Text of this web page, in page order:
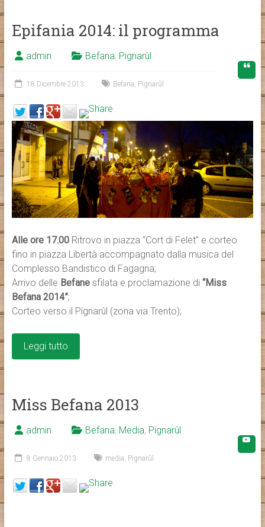
Epifania 2014: il programma
admin Befana, Pignarûl
18 Dicembre 2013 Befana, Pignarûl
Alle ore 17.00Ritrovo in piazza “Cort di Felet” e corteo
fino in piazza Libertà accompagnato dalla musica del
Complesso Bandistico di Fagagna;
Arrivo delle Befanesfilata e proclamazione di “Miss
Befana 2014”;
Corteo verso il Pignarûl (zona via Trento);
Leggi tutto
Miss Befana 2013
admin Befana, Media, Pignarûl
8 Gennaio 2013 media Pignarûl